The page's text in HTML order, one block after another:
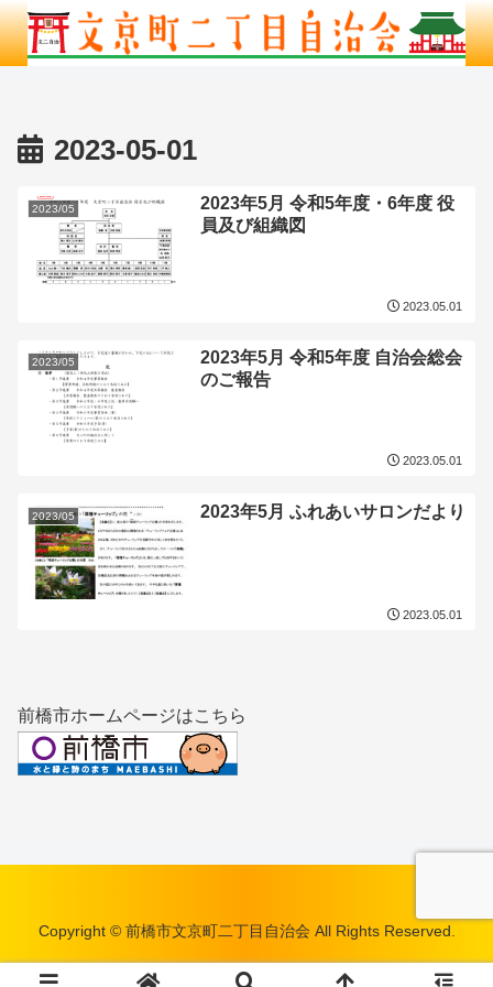
2023-05-01
2023/05
2023年5月 令和5年度・6年度 役
員及び組織図
2023.05.01
2023/05
2023年5月 令和5年度 自治会総会
のご報告
2023.05.01
2023/05 2023年5月 ふれあいサロンだより
2023.05.01
前橋市ホームページはこちら
Copyright © 前橋市文京町二丁目自治会 All Rights Reserved.